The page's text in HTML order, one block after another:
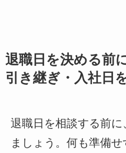
退職日を決める前
引き継ぎ・入社日
退職日を相談する前に
ましょう。何も準備